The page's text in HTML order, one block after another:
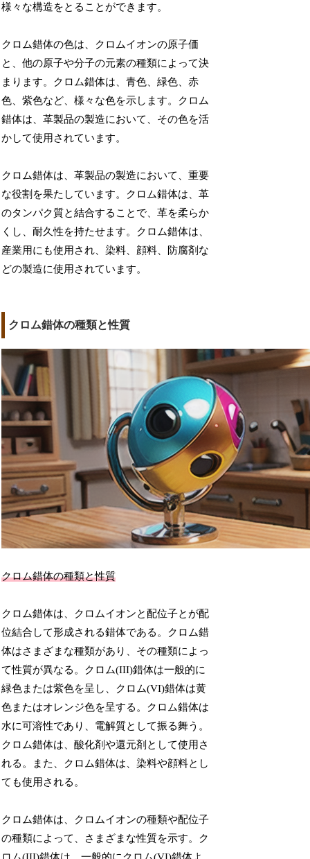
様々な構造をとることができます。
クロム錯体の色は、クロムイオンの原子価
と、他の原子や分子の元素の種類によって決
まります。クロム錯体は、青色、緑色、赤
色、紫色など、様々な色を示します。クロム
錯体は、革製品の製造において、その色を活
かして使用されています。
クロム錯体は、革製品の製造において、重要
な役割を果たしています。クロム錯体は、革
のタンパク質と結合することで、革を柔らか
くし、耐久性を持たせます。クロム錯体は、
産業用にも使用され、染料、顔料、防腐剤な
どの製造に使用されています。
クロム錯体の種類と性質
クロム錯体の種類と性質
クロム錯体は、クロムイオンと配位子とが配
位結合して形成される錯体である。クロム錯
体はさまざまな種類があり、その種類によっ
て性質が異なる。クロム(III)錯体は一般的に
緑色または紫色を呈し、クロム(VI)錯体は黄
色またはオレンジ色を呈する。クロム錯体は
水に可溶性であり、電解質として振る舞う。
クロム錯体は、酸化剤や還元剤として使用さ
れる。また、クロム錯体は、染料や顔料とし
ても使用される。
クロム錯体は、クロムイオンの種類や配位子
の種類によって、さまざまな性質を示す。ク